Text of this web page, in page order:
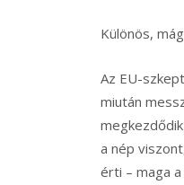
Különös,
Az EU-
miután
a nép
érti – maga